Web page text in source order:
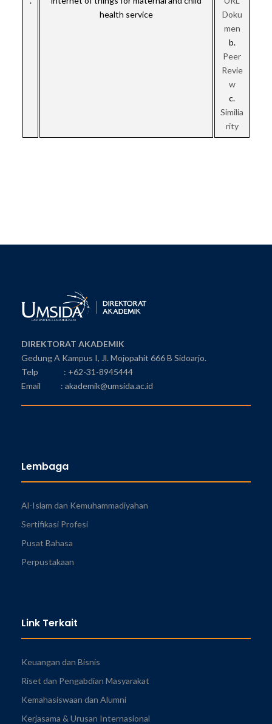
health service
Doku
men
b.
Peer
Revie
w
c.
Similia
rity
DIREKTORAT AKADEMIK
Gedung A Kampus I, Jl. Mojopahit 666 B Sidoarjo.
Telp : +62-31-8945444
Email : akademik@umsida.ac.id
Lembaga
Al-Islam dan Kemuhammadiyahan
Sertifikasi Profesi
Pusat Bahasa
Perpustakaan
Link Terkait
Keuangan dan Bisnis
Riset dan Pengabdian Masyarakat
Kemahasiswaan dan Alumni
Kerjasama & Urusan Internasional